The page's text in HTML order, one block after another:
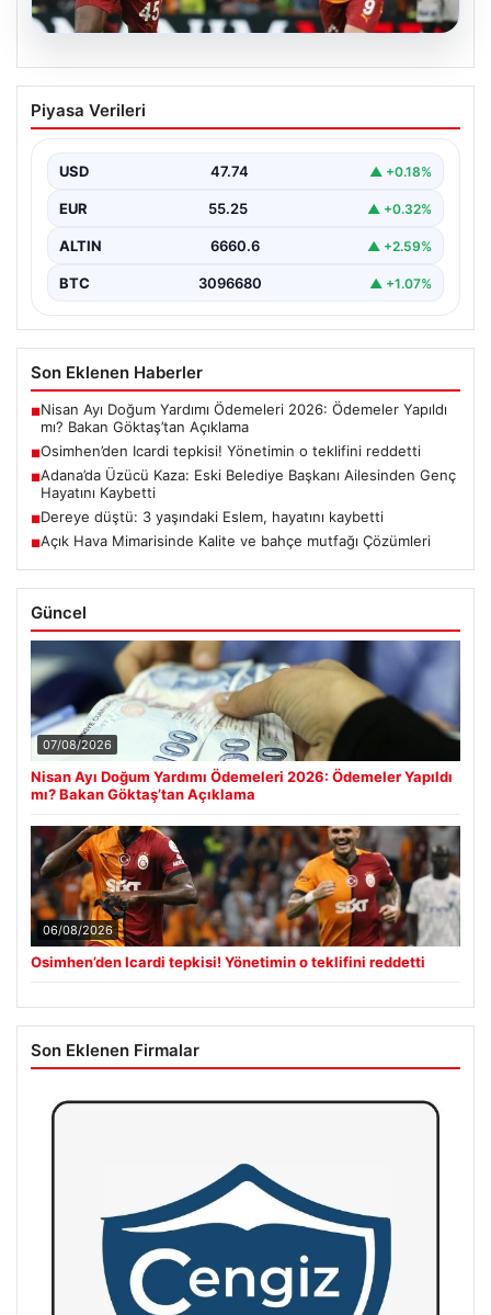
06.08.2026
Osimhen’den Icardi tepkisi! Yönetimin o
teklifini reddetti
Piyasa Verileri
USD 47.74 ▲ +0.18%
EUR 55.25 ▲ +0.32%
ALTIN 6660.6 ▲ +2.59%
BTC 3096680 ▲ +1.07%
Son Eklenen Haberler
■Nisan Ayı Doğum Yardımı Ödemeleri 2026: Ödemeler Yapıldı
mı? Bakan Göktaş’tan Açıklama
■Osimhen’den Icardi tepkisi! Yönetimin o teklifini reddetti
■Adana’da Üzücü Kaza: Eski Belediye Başkanı Ailesinden Genç
Hayatını Kaybetti
■Dereye düştü: 3 yaşındaki Eslem, hayatını kaybetti
■Açık Hava Mimarisinde Kalite ve bahçe mutfağı Çözümleri
Güncel
07/08/2026
Nisan Ayı Doğum Yardımı Ödemeleri 2026: Ödemeler Yapıldı
mı? Bakan Göktaş’tan Açıklama
06/08/2026
Osimhen’den Icardi tepkisi! Yönetimin o teklifini reddetti
Son Eklenen Firmalar